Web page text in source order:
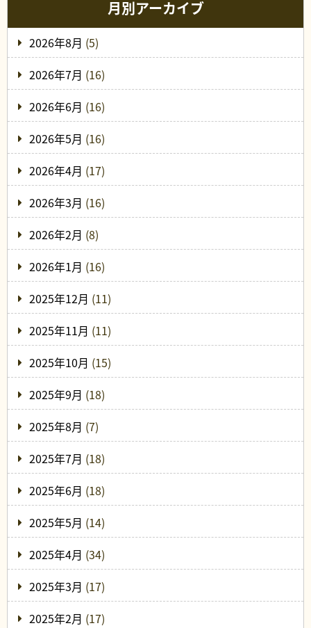
月別アーカイブ
2026年8月 (5)
2026年7月 (16)
2026年6月 (16)
2026年5月 (16)
2026年4月 (17)
2026年3月 (16)
2026年2月 (8)
2026年1月 (16)
2025年12月 (11)
2025年11月 (11)
2025年10月 (15)
2025年9月 (18)
2025年8月 (7)
2025年7月 (18)
2025年6月 (18)
2025年5月 (14)
2025年4月 (34)
2025年3月 (17)
2025年2月 (17)